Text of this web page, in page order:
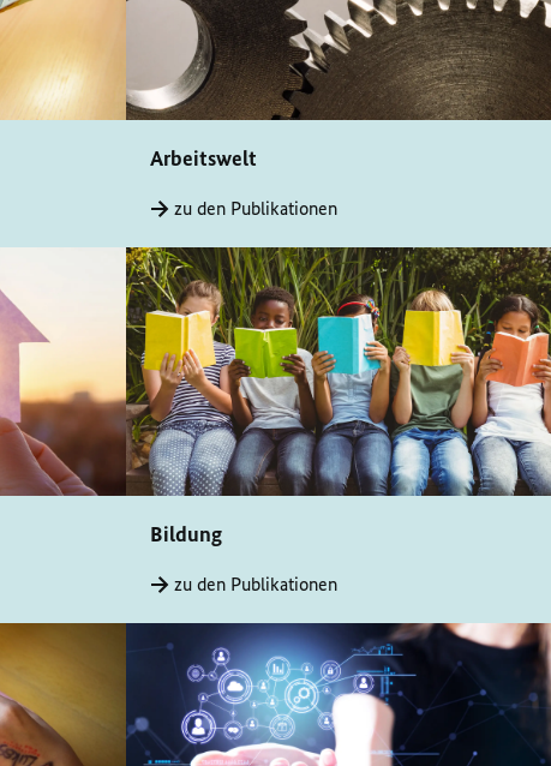
Arbeitswelt
zu den Publikationen
Bildung
zu den Publikationen